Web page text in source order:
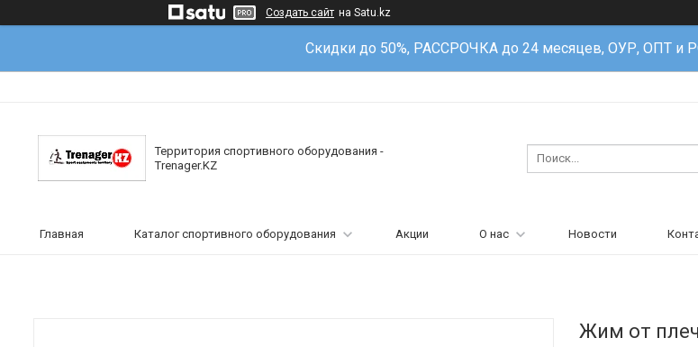
Создать сайт на Satu.kz
Скидки до 50%, РАССРОЧКА до 24 месяцев, ОУР, ОПТ и
Территория спортивного оборудования -
Trenager.KZ
Главная Каталог спортивного оборудования Акции О нас Новости
Жим от плеч